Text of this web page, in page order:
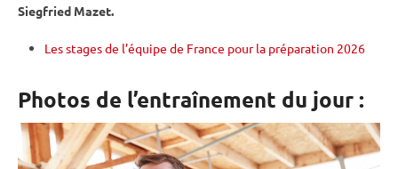
Siegfried Mazet.
Les stages de l’équipe de France pour la préparation 2026
Photos de l’entraînement du jour :